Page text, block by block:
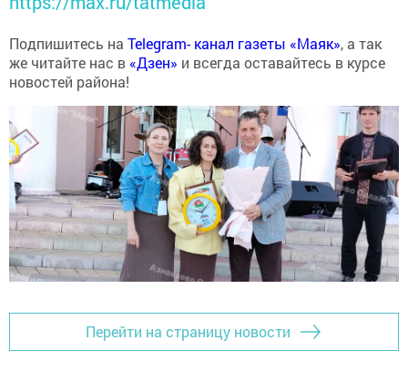
Подпишитесь на Telegram- канал газеты «Маяк», а так
же читайте нас в «Дзен» и всегда оставайтесь в курсе
новостей района!
Перейти на страницу новости